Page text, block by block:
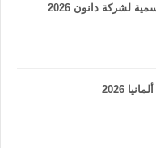
التسجيل في الإستمارة الرسمية لشركة دانون 2026
2026